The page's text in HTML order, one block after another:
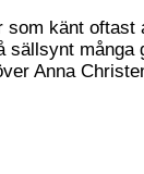
känt oftast
sällsynt många
Anna